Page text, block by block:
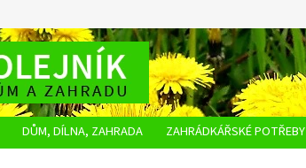
DŮM, DÍLNA, ZAHRADA ZAHRÁDKÁŘSKÉ POTŘEBY